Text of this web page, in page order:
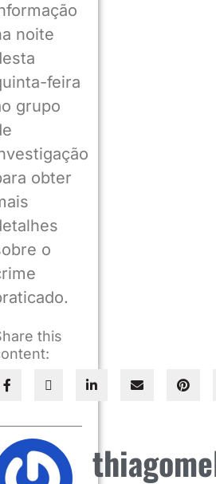
noite
feira
grupo
obter
o
this